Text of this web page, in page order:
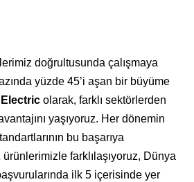
doğrultusunda çalışmaya
yüzde 45’i aşan bir büyüme
olarak, farklı sektörlerden
yaşıyoruz. Her dönemin
bu başarıya
farklılaşıyoruz, Dünya
ilk 5 içerisinde yer